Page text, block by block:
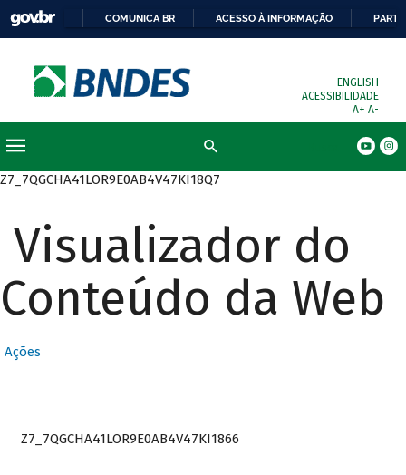
COMUNICA BR ACESSO À INFORMAÇÃO
ENGLISH
ACESSIBILIDADE
A+ A-
Z7_7QGCHA41LOR9E0AB4V47KI18Q7
Visualizador do
Conteúdo da Web
Ações
Z7_7QGCHA41LOR9E0AB4V47KI1866